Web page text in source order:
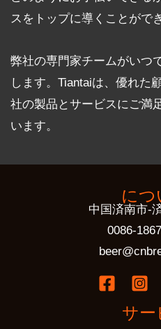
スをトップに導くことがで
弊社の専門家チームがいつ
します。Tiantaiは、優れた
社の製品とサービスにご満
います。
につ
中国済南市-
0086-
サー